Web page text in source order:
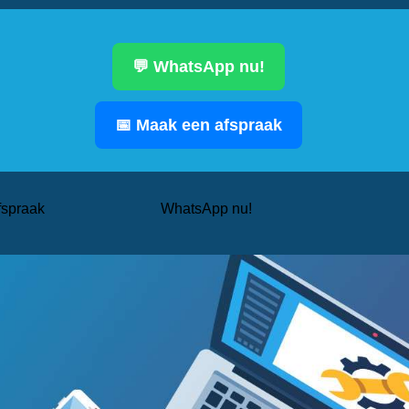
💬 WhatsApp nu!
📅 Maak een afspraak
WhatsApp nu!